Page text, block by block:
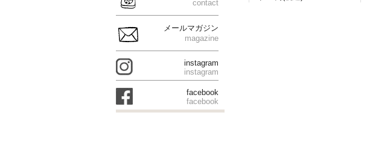
contact
メールマガジン
magazine
instagram
instagram
facebook
facebook